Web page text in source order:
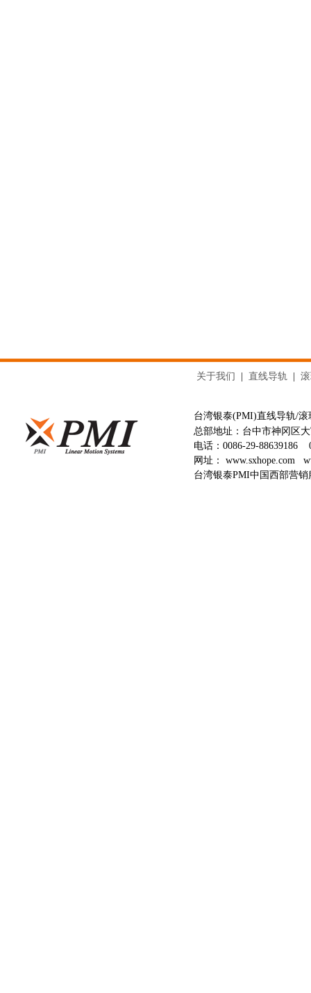
关于我们 直线导轨
台湾银泰(PMI)直线导轨/
总部地址：台中市神冈区
电话： 0086-29-88639186
网址： www.sxhope.com
台湾银泰PMI中国西部营